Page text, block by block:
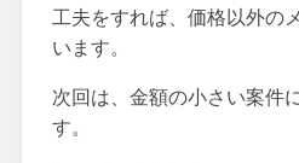
工夫をすれば、価格以外の
います。
次回は、金額の小さい案件
す。